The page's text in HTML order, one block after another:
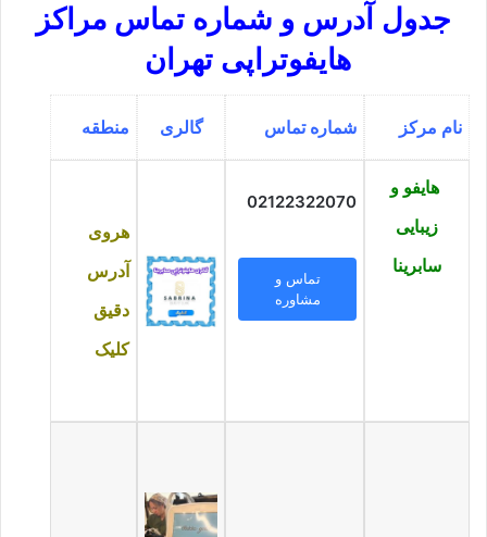
جدول آدرس و شماره تماس مراکز
هایفوتراپی تهران
نام مرکز شماره تماس گالری منطقه
هایفو و
زیبایی
سابرینا
02122322070
تماس و
مشاوره
هروی
آدرس
دقیق
کلیک